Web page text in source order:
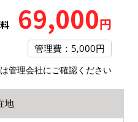
69,000円
管理費：5,000円
管理会社にご確認ください
地